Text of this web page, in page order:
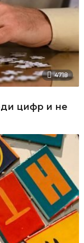
4718
цифр и не